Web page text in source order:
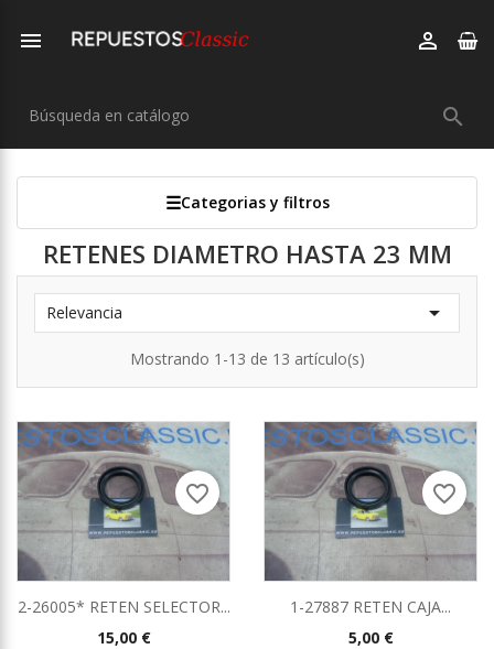
 

Categorias y filtros
RETENES DIAMETRO HASTA 23 MM
Relevancia 
Mostrando 1-13 de 13 artículo(s)
2-26005* RETEN SELECTOR...
Precio
15,00 €
favorite_border
1-27887 RETEN CAJA...
Precio
5,00 €
favorite_border